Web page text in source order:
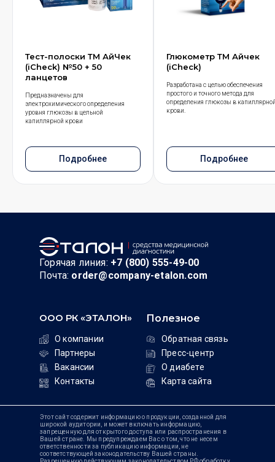
Тест-полоски ТМ АйЧек
(iCheck) №50 + 50
ланцетов
Предназначены для
электрохимического определения
уровня глюкозы в цельной
капиллярной крови
Подробнее
Глюкометр ТМ Айчек
(iCheck)
Разработана с целью обеспечения
простого и точного метода для
определения глюкозы в
крови.
Подробнее
ООО РК «ЭТАЛОН»
О компании
Партнеры
Вакансии
Контакты
Полезное
Обратная связь
Пресс-центр
О диабете
Карта сайта
Горячая линия: +7 (800) 555-49-00
Почта: order@company-etalon.com
Этот сайт содержит информацию о продукции, созданной для
широкой аудитории, и может включать информацию,
запрещенную для открытого доступа или распространения в
Вашей стране. Мы предупреждаем Вас о том, что не несем
ответственности за публикацию информации, не
соответствующей законодательству Вашей страны.